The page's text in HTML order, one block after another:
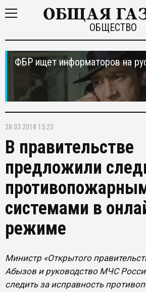
ОБЩЕСТВО
ФБР ищет информаторов на
28.03.2018 15:23
В правительстве
предложили
системами в
режиме
Министр «Открытого
Абызов и руководство МЧС
следить за исправность